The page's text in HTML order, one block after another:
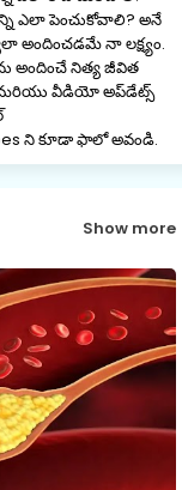
ఎలా పెంచుకోవాలి? అనే
అందించడమే నా లక్ష్యం.
అందించే నిత్య జీవిత
మరియు వీడియో అప్‌డేట్స్
ని కూడా ఫాలో అవండి.
Show more